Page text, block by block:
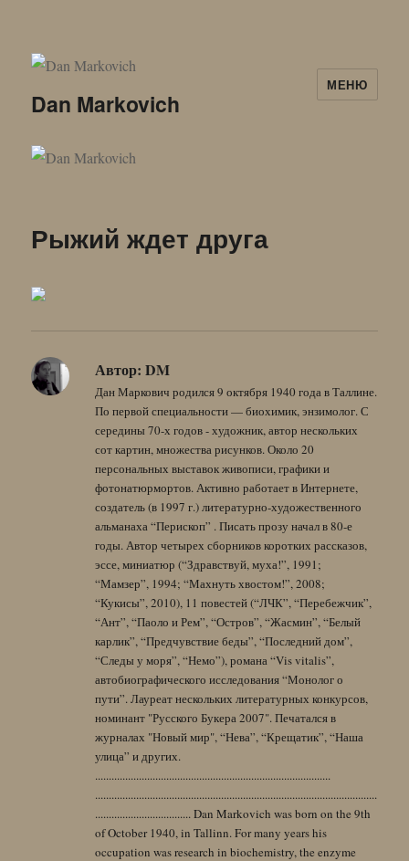
Dan Markovich
МЕНЮ
Рыжий ждет друга
Автор: DM
Дан Маркович родился 9 октября 1940 года в Таллине.
По первой специальности — биохимик, энзимолог. С
середины 70-х годов - художник, автор нескольких
сот картин, множества рисунков. Около 20
персональных выставок живописи, графики и
фотонатюрмортов. Активно работает в Интернете,
создатель (в 1997 г.) литературно-художественного
альманаха “Перископ” . Писать прозу начал в 80-е
годы. Автор четырех сборников коротких рассказов,
эссе, миниатюр (“Здравствуй, муха!”, 1991;
“Мамзер”, 1994; “Махнуть хвостом!”, 2008;
“Кукисы”, 2010), 11 повестей (“ЛЧК”, “Перебежчик”,
“Ант”, “Паоло и Рем”, “Остров”, “Жасмин”, “Белый
карлик”, “Предчувствие беды”, “Последний дом”,
“Следы у моря”, “Немо”), романа “Vis vitalis”,
автобиографического исследования “Монолог о
пути”. Лауреат нескольких литературных конкурсов,
номинант "Русского Букера 2007". Печатался в
журналах "Новый мир", “Нева”, “Крещатик”, “Наша
улица” и других.
......................................................................................
.......................................................................................................
................................... Dan Markovich was born on the 9th
of October 1940, in Tallinn. For many years his
occupation was research in biochemistry, the enzyme